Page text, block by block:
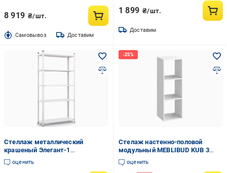
8 919 ₴/шт.
Cамовывоз Доставим
1 899 ₴/шт.
Доставим
Стеллаж металлический
крашеный Элегант-1
1840х950х340 мм на 5 полок из
стали Белый (17813482)
оценить
Стелаж настенно-половой
модульный MEBLIBUD KUB 3
секции Белый
оценить